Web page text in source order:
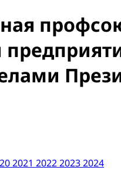
2021 202220232024